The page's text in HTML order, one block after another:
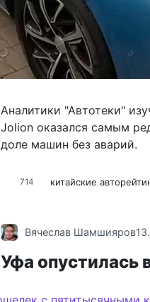
Аналитики "Автотеки"
Jolion оказался самым
доле машин без аварий.
714 китайские авто
Вячеслав Шамшияров
Уфа опустилась